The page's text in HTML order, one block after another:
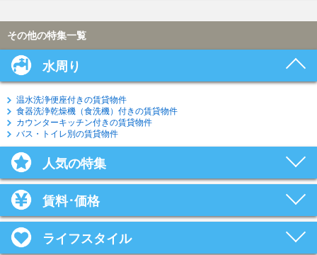
その他の特集一覧
水周り
温水洗浄便座付きの賃貸物件
食器洗浄乾燥機（食洗機）付きの賃貸物件
カウンターキッチン付きの賃貸物件
バス・トイレ別の賃貸物件
人気の特集
賃料･価格
ライフスタイル